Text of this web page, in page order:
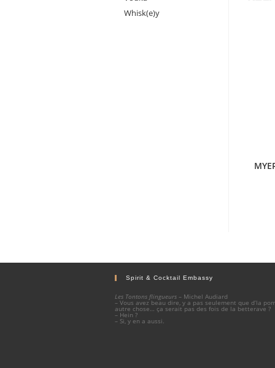
Whisk(e)y
Spirit & Cocktail Embassy
Les Tontons flingueurs – Michel Audiard
– Vous avez beau dire, y a pas seulement que d’la
autre chose… ça serait pas des fois de la betterave ?
– Hein ?
– Si, y en a aussi.